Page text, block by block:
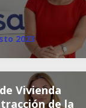
2023
Vivienda
de la